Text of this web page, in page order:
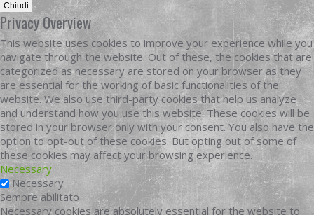
Chiudi
Privacy Overview
This website uses cookies to improve your experience while you
navigate through the website. Out of these, the cookies that are
categorized as necessary are stored on your browser as they
are essential for the working of basic functionalities of the
website. We also use third-party cookies that help us analyze
and understand how you use this website. These cookies will be
stored in your browser only with your consent. You also have the
option to opt-out of these cookies. But opting out of some of
these cookies may affect your browsing experience.
Necessary
Necessary
Sempre abilitato
Necessary cookies are absolutely essential for the website to